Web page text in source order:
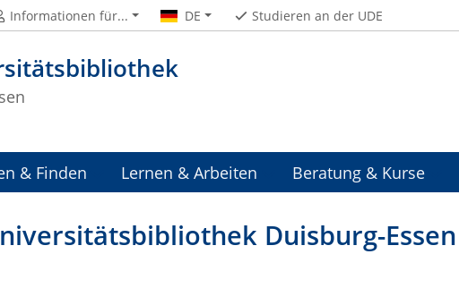
Informationen für... DE Studieren an der UDE
& Finden Lernen & Arbeiten Beratung & Kurse
Duisburg-Essen